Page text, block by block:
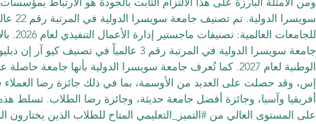
سويسرا
للجامعات
جامعة سويسرا الدولية في المرتبة رقم 3 عالمياً في
إس، وقد حصلت على العديد من الأوسمة، بما في ذلك جائزة رضا
أفريقيا وآسيا، وجائزة أفضل جامعة حديثة، وجائزة رضا الطلاب. تسلط
على المستوى العالي من #التميز_التعليمي المتاح للطلاب الذين